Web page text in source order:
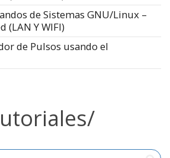
de Sistemas GNU/Linux –
(LAN Y WIFI)
de Pulsos usando el